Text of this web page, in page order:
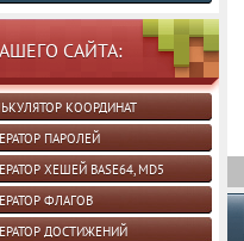
САЙТА:
КООРДИНАТ
ПАРОЛЕЙ
ХЕШЕЙ BASE64, MD5
ФЛАГОВ
ДОСТИЖЕНИЙ